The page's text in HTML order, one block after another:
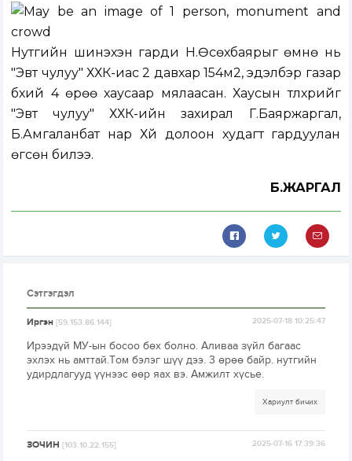
Нутгийн шинэхэн гарди Н.Өсөхбаярыг өмнө нь
"Эвт чулуу" ХХК-иас 2 давхар 154м2, эдэлбэр газар
бүхий 4 өрөө хаусаар мялаасан. Хаусын түлхүүрийг
"Эвт чулуу" ХХК-ийн захирал Г.Баяржаргал,
Б.Амгаланбат нар Хүй долоон худагт гардуулан
өгсөн билээ.
Б.ЖАРГАЛ
Сэтгэгдэл
Иргэн[59.153.86.144] 2025-07-18 10:25:47
Ирээдүй МУ-ын босоо бөх болно. Аливаа зүйл багаас
эхлэх нь амттай.Том бэлэг шүү дээ. 3 өрөө байр. нутгийн
удирдлагууд үүнээс өөр яах вэ. Амжилт хүсье.
Хариулт бичих
ЗОЧИН[103.10.22.155] 2025-07-16 17:39:36